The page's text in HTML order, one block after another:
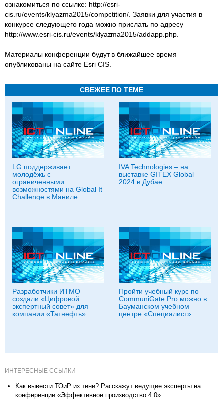
ознакомиться по ссылке: http://esri-
cis.ru/events/klyazma2015/competition/. Заявки для участия в
конкурсе следующего года можно прислать по адресу
http://www.esri-cis.ru/events/klyazma2015/addapp.php.
Материалы конференции будут в ближайшее время
опубликованы на сайте Esri CIS.
СВЕЖЕЕ ПО ТЕМЕ
LG поддерживает
молодёжь с
ограниченными
возможностями на Global It
Challenge в Маниле
IVA Technologies – на
выставке GITEX Global
2024 в Дубае
Разработчики ИТМО
создали «Цифровой
экспертный совет» для
компании «Татнефть»
Пройти учебный курс по
CommuniGate Pro можно в
Бауманском учебном
центре «Специалист»
ИНТЕРЕСНЫЕ ССЫЛКИ
Как вывести ТОиР из тени? Расскажут ведущие эксперты на
конференции «Эффективное производство 4.0»